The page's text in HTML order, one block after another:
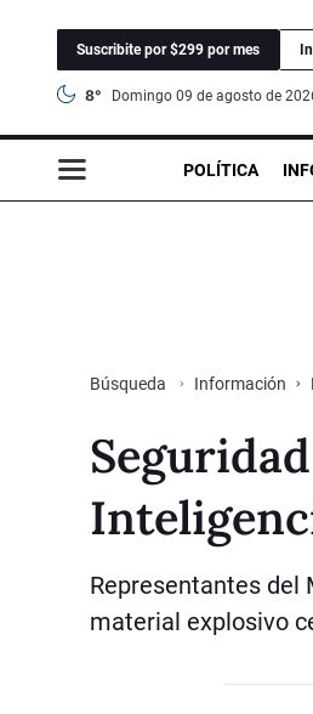
Suscribite por $299 por mes
8° domingo 09 de agosto de
POLÍTICA
Búsqueda Información
Representantes del
material explosivo